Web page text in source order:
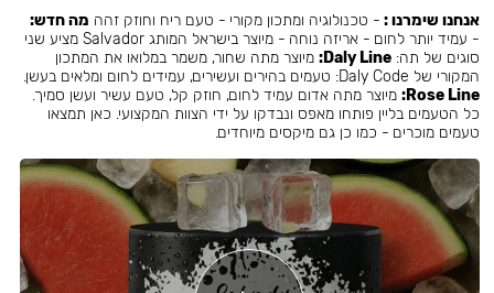
אנחנו שימרנו : - טכנולוגיה ומתכון מקורי - טעם ריח וחוזק זהה מה חדש:
- עמיד יותר לחום - אריזה נוחה - מיוצר בישראל המותג Salvador מציע שני
סוגים של תה:Daly Line: מיוצר מתה שחור, משמר במלואו את המתכון
המקורי של Daly Code: טעמים בהירים ועשירים, עמידים לחום ומלאים בעשן.
Rose Line: מיוצר מתה אדום עמיד לחום, חוזק קל, טעם עשיר ועשן סמיך.
כל הטעמים בליין פותחו מאפס ונבדקו על ידי הצוות המקצועי. כאן תמצאו
טעמים מוכרים - כמו כן גם מיקסים מיוחדים.